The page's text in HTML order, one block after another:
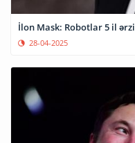
İlon Mask: Robotlar 5 il
28-04-2025